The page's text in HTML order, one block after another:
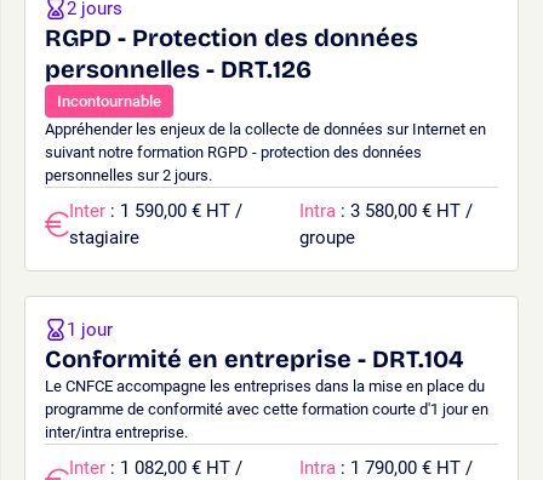
RGPD - Protection des données
personnelles - DRT.126
Incontournable
Appréhender les enjeux de la collecte de données sur Internet en
suivant notre formation RGPD - protection des données
personnelles sur 2 jours.
2 jours
Inter : 1 590,00 € HT /
stagiaire
Intra : 3 580,00 € HT /
groupe
Conformité en entreprise - DRT.104
Le CNFCE accompagne les entreprises dans la mise en place du
programme de conformité avec cette formation courte d'1 jour en
inter/intra entreprise.
1 jour
Inter : 1 082,00 € HT /
Intra : 1 790,00 € HT /